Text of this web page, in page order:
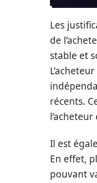
Les
de
stable et
récents.
Il est
En effet,
pouvant